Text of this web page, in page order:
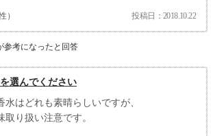
） 投稿日：2018.10.22
参考になったと回答
選んでください
水はどれも素晴らしいですが、
り扱い注意です。